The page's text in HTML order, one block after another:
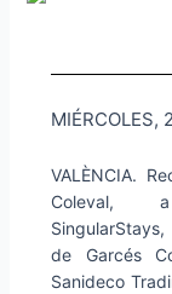
MIÉRCOLES,
VALÈNCIA.
Coleval,
de Garcés
Sanideco